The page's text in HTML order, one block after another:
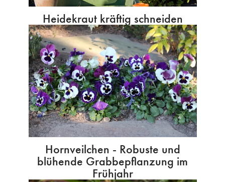
Heidekraut kräftig schneiden
Hornveilchen - Robuste und
blühende Grabbepflanzung im
Frühjahr